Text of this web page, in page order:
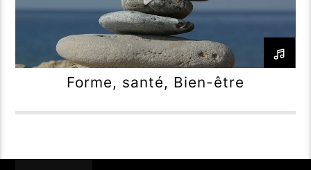
Forme, santé, Bien-être